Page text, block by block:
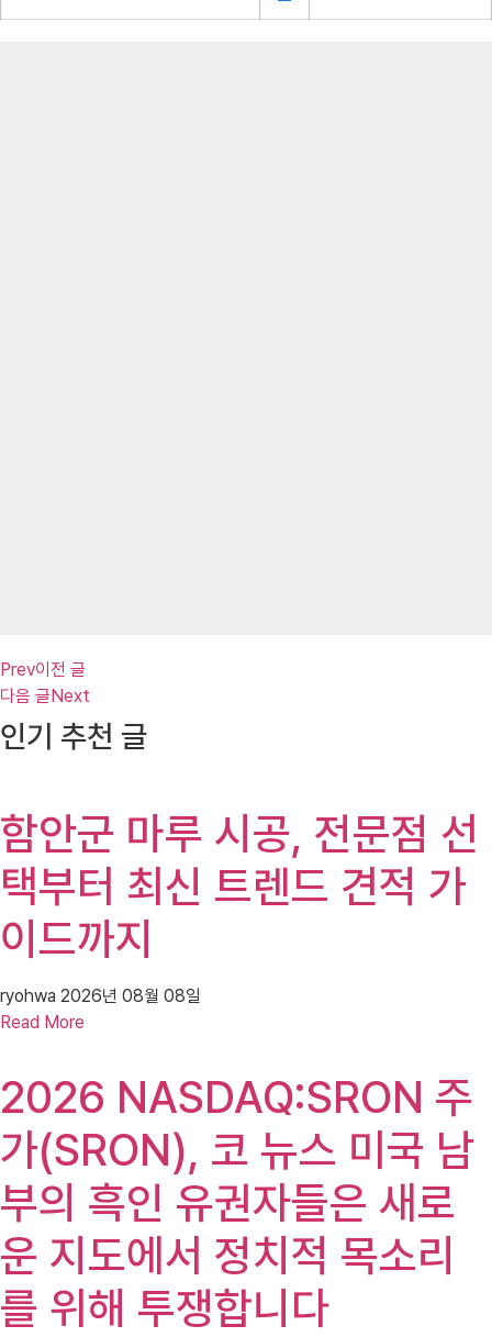
Prev이전 글
다음 글 Next
인기 추천 글
함안군 마루 시공, 전문점 선
택부터 최신 트렌드 견적 가
이드까지
ryohwa 2026년 08월 08일
Read More
2026 NASDAQ:SRON 주
가(SRON), 코 뉴스 미국 남
부의 흑인 유권자들은 새로
운 지도에서 정치적 목소리
를 위해 투쟁합니다